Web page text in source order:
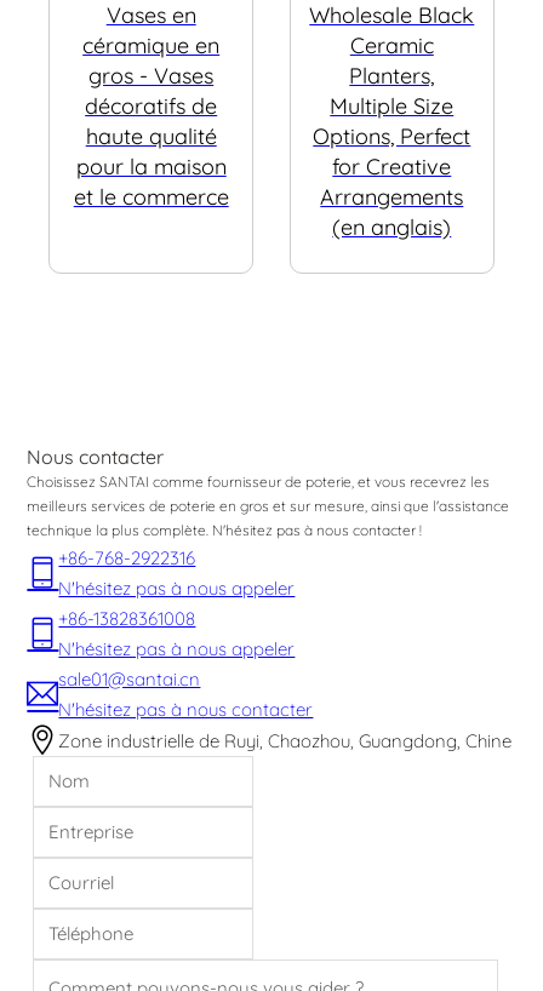
Vases en
céramique en
gros - Vases
décoratifs de
haute qualité
pour la maison
et le commerce
Wholesale Black
Ceramic
Planters,
Multiple Size
Options, Perfect
for Creative
Arrangements
(en anglais)
Nous contacter
Choisissez SANTAI comme fournisseur de poterie, et vous recevrez les
meilleurs services de poterie en gros et sur mesure, ainsi que l'assistance
technique la plus complète. N'hésitez pas à nous contacter !
+86-768-2922316
N'hésitez pas à nous appeler
+86-13828361008
N'hésitez pas à nous appeler
sale01@santai.cn
N'hésitez pas à nous contacter
Zone industrielle de Ruyi, Chaozhou, Guangdong, Chine